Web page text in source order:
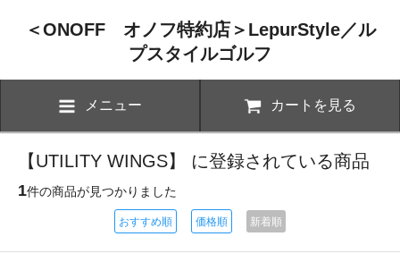
＜ONOFF オノフ特約店＞LepurStyle／ル
プスタイルゴルフ
メニュー カートを見る
【UTILITY WINGS】 に登録されている商品
1件の商品が見つかりました
おすすめ順 価格順 新着順